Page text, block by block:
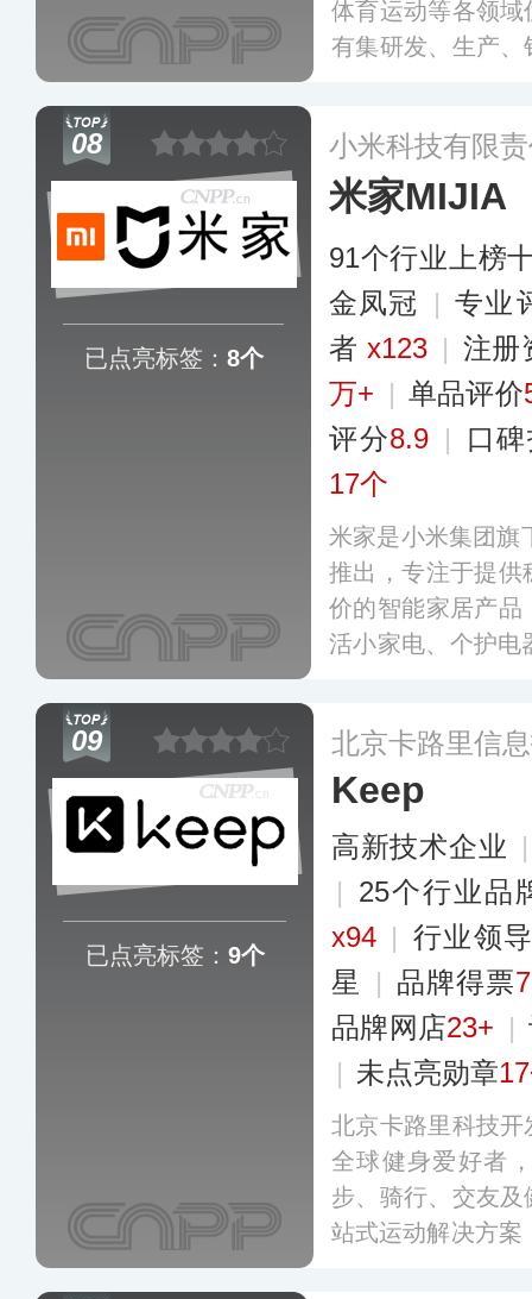
体育运动等各领
有集研发、生产
品。更多
08
已点亮标签： 8个
小米科技有限
米家MIJIA
91个行业上榜
金凤冠 | 专业​
者x123 | 注册
万+ | 单品评价
评分8.9 |
口
17个
米家是小米集团旗
推出，专注于提供
价的智能家居产品
活小家电、个护电
产品智能化接入
用户、控制分享
09
已点亮标签： 9个
北京卡路里信
Keep
高新技术企业
| 25个行业品
x94 | 行业领
星
| 品牌得票
品牌网店23+ |
| 未点亮勋章
北京卡路里科技
全球健身爱好者
步、骑行、交友
站式运动解决方案